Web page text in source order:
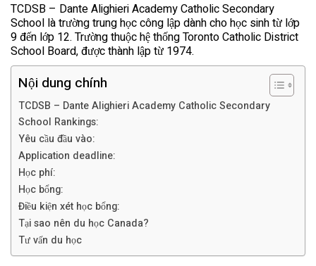
TCDSB – Dante Alighieri Academy Catholic Secondary
School là trường trung học công lập dành cho học sinh từ lớp
9 đến lớp 12. Trường thuộc hệ thống Toronto Catholic District
School Board, được thành lập từ 1974.
Nội dung chính
TCDSB – Dante Alighieri Academy Catholic Secondary
School Rankings:
Yêu cầu đầu vào:
Application deadline:
Học phí:
Học bổng:
Điều kiện xét học bổng:
Tại sao nên du học Canada?
Tư vấn du học